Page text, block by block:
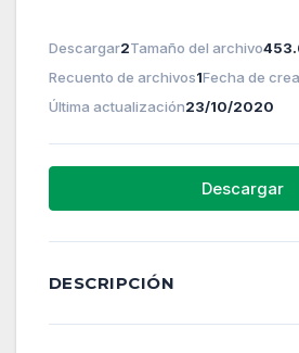
Descargar2Tamaño del archivo
Recuento de archivos1Fecha de
Última actualización23/10/2020
Descargar
DESCRIPCIÓN